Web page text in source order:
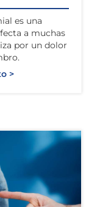
es una
a muchas
por un dolor
>